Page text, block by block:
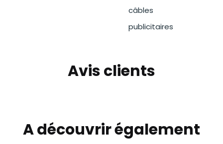
câbles
publicitaires
Avis clients
A découvrir également